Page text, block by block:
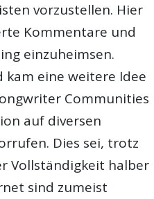
vorzustellen. Hier
Kommentare und
einzuheimsen.
kam eine weitere Idee
Communities
auf diversen
Dies sei, trotz
Vollständigkeit halber
sind zumeist